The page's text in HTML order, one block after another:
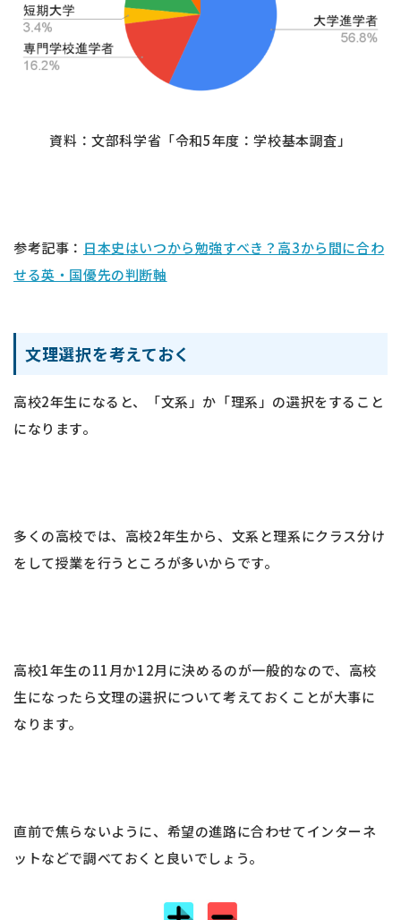
資料：文部科学省「令和5年度：学校基本調査」
参考記事： 日本史はいつから勉強すべき？高3から間に合わ
せる英・国優先の判断軸
文理選択を考えておく
高校2年生になると、「文系」か「理系」の選択をすること
になります。
多くの高校では、高校2年生から、文系と理系にクラス分け
をして授業を行うところが多いからです。
高校1年生の11月か12月に決めるのが一般的なので、高校
生になったら文理の選択について考えておくことが大事に
なります。
直前で焦らないように、希望の進路に合わせてインターネ
ットなどで調べておくと良いでしょう。